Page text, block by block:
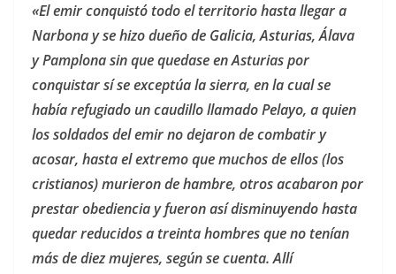
«El emir conquistó todo el territorio hasta llegar a
Narbona y se hizo dueño de Galicia, Asturias, Álava
y Pamplona sin que quedase en Asturias por
conquistar sí se exceptúa la sierra, en la cual se
había refugiado un caudillo llamado Pelayo, a quien
los soldados del emir no dejaron de combatir y
acosar, hasta el extremo que muchos de ellos (los
cristianos) murieron de hambre, otros acabaron por
prestar obediencia y fueron así disminuyendo hasta
quedar reducidos a treinta hombres que no tenían
más de diez mujeres, según se cuenta. Allí